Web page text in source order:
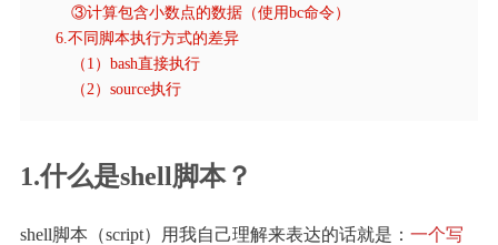
③计算包含小数点的数据（使用bc命令）
6.不同脚本执行方式的差异
（1）bash直接执行
（2）source执行
1.什么是shell脚本？
shell脚本（script）用我自己理解来表达的话就是： 一个写